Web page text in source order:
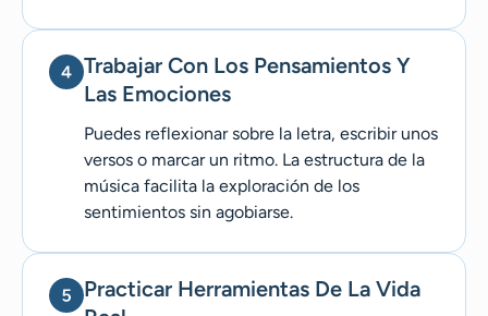
Trabajar Con Los Pensamientos Y
Las Emociones
Puedes reflexionar sobre la letra, escribir unos
versos o marcar un ritmo. La estructura de la
música facilita la exploración de los
sentimientos sin agobiarse.
Practicar Herramientas De La Vida